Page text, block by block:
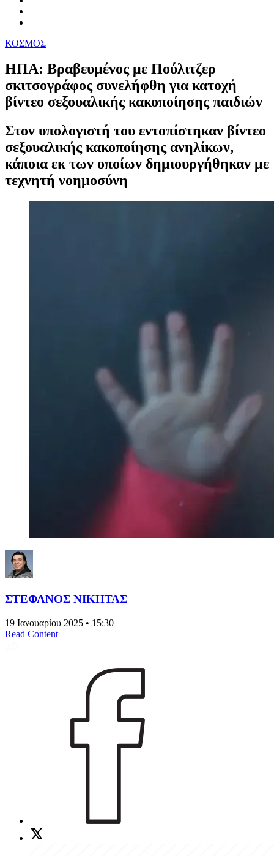
ΚΟΣΜΟΣ
ΗΠΑ: Βραβευμένος με Πούλιτζερ
σκιτσογράφος συνελήφθη για κατοχή
βίντεο σεξουαλικής κακοποίησης παιδιών
Στον υπολογιστή του εντοπίστηκαν βίντεο
σεξουαλικής κακοποίησης ανηλίκων,
κάποια εκ των οποίων δημιουργήθηκαν με
τεχνητή νοημοσύνη
ΣΤΕΦΑΝΟΣ ΝΙΚΗΤΑΣ
19 Ιανουαρίου 2025 • 15:30
Read Content